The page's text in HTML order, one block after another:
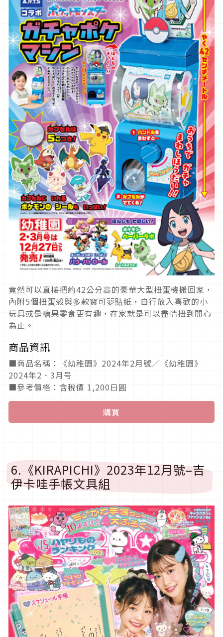
竟然可以直接把約42公分高的豪華大型扭蛋機搬回家，
內附5個扭蛋殼與多款寶可夢貼紙，自行放入喜歡的小
玩具或是糖果零食更有趣，在家就是可以盡情扭到開心
為止。
商品資訊
■商品名稱：《幼稚園》2024年2月號／《幼稚園》
2024年2．3月号
■參考價格：含稅價 1,200日圓
購買
6.《KIRAPICHI》2023年12月號–吉
伊卡哇手帳文具組